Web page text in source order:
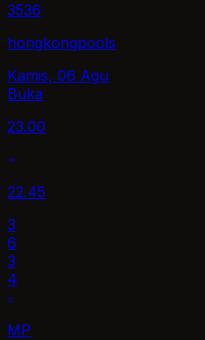
3536
hongkongpools
Kamis, 06 Agu
Buka
23.00
22.45
3
6
3
4
MP